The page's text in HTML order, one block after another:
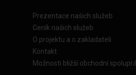
Prezentace našich služeb
Ceník našich služeb
O projektu a o zakladateli
Kontakt
Možnosti bližší obchodní